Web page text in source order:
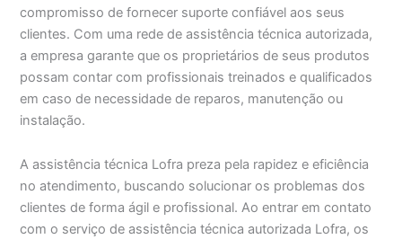
compromisso de fornecer suporte confiável aos seus
clientes. Com uma rede de assistência técnica autorizada,
a empresa garante que os proprietários de seus produtos
possam contar com profissionais treinados e qualificados
em caso de necessidade de reparos, manutenção ou
instalação.
A assistência técnica Lofra preza pela rapidez e eficiência
no atendimento, buscando solucionar os problemas dos
clientes de forma ágil e profissional. Ao entrar em contato
com o serviço de assistência técnica autorizada Lofra, os